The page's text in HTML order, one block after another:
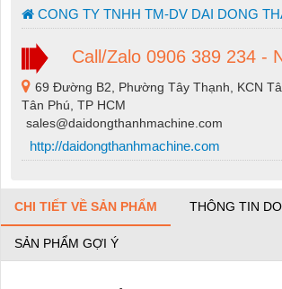
CONG TY TNHH TM-DV DAI DONG
Call/Zalo 0906 389 234 -
69 Đường B2, Phường Tây Thạnh, KCN
Tân Phú, TP HCM
sales@daidongthanhmachine.com
http://daidongthanhmachine.com
CHI TIẾT VỀ SẢN PHẨM THÔNG TIN
SẢN PHẨM GỢI Ý